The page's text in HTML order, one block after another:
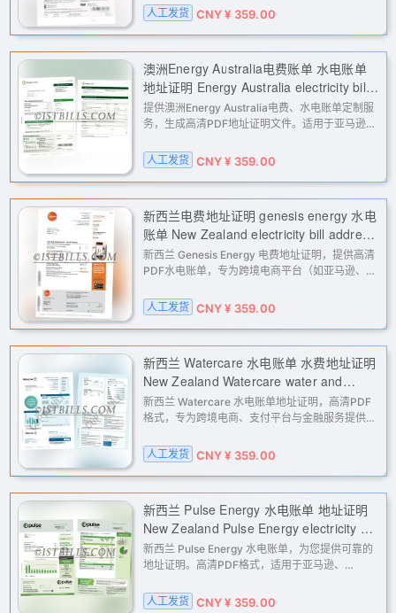
审验证、KYC认证及账户解封申诉。根据您提供的
姓名和地址信息定制，人工处理，
人工发货 CNY ¥ 359.00
澳洲Energy Australia电费账单 水电账单
地址证明 Energy Australia electricity bill,
water bill, and proof of address (in
Australia)
提供澳洲Energy Australia电费、水电账单定制服
务，生成高清PDF地址证明文件。适用于亚马逊、
认证及地址核验，解决各类账户因地址问题导致的
限制，专业高效。
人工发货 CNY ¥ 359.00
新西兰电费地址证明 genesis energy 水电
账单 New Zealand electricity bill address
proof: Genesis Energy utility bill
(electricity and water).
新西兰 Genesis Energy 电费地址证明，提供高清
PDF水电账单，专为跨境电商平台（如亚马逊、
类账户的KYC地址验证而设计。快速定制，解决您
的海外账户地址证明难题。
人工发货 CNY ¥ 359.00
新西兰 Watercare 水电账单 水费地址证明
New Zealand Watercare water and
electricity bill (proof of address for water
bill)
新西兰 Watercare 水电账单地址证明，高清PDF
格式，专为跨境电商、支付平台与金融服务提供地
PayPal、Stripe等平台的二审、KYC认证及账户解
封，助您轻松应对各类地址核验需求。
人工发货 CNY ¥ 359.00
新西兰 Pulse Energy 水电账单 地址证明
New Zealand Pulse Energy electricity bill
(address proof)
新西兰 Pulse Energy 水电账单，为您提供可靠的
地址证明。高清PDF格式，适用于亚马逊、
认证及账户解封。专业定制，快速交付，解决您海
人工发货 CNY ¥ 359.00